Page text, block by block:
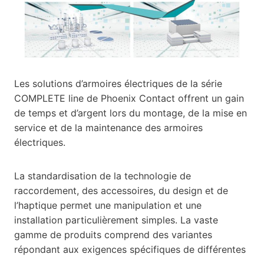
Les solutions d’armoires électriques de la série
COMPLETE line de Phoenix Contact offrent un gain
de temps et d’argent lors du montage, de la mise en
service et de la maintenance des armoires
électriques.
La standardisation de la technologie de
raccordement, des accessoires, du design et de
l’haptique permet une manipulation et une
installation particulièrement simples. La vaste
gamme de produits comprend des variantes
répondant aux exigences spécifiques de différentes